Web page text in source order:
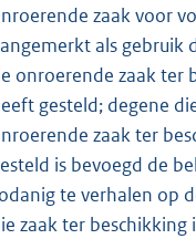
zaak voor
als gebruik
onroerende zaak ter
gesteld; degene
zaak ter
is bevoegd de
te verhalen op
zaak ter beschikking